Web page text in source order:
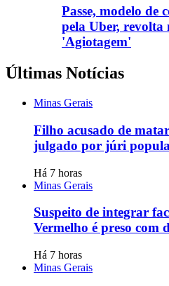
Passe, modelo de
pela Uber, revolta
'Agiotagem'
Últimas Notícias
Minas Gerais
Filho acusado de
julgado por júri
Há 7 horas
Minas Gerais
Suspeito de integrar
Vermelho é preso com
Há 7 horas
Minas Gerais